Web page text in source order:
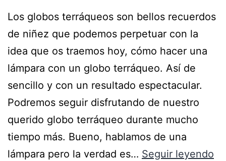
Los globos terráqueos son bellos recuerdos
de niñez que podemos perpetuar con la
idea que os traemos hoy, cómo hacer una
lámpara con un globo terráqueo. Así de
sencillo y con un resultado espectacular.
Podremos seguir disfrutando de nuestro
querido globo terráqueo durante mucho
tiempo más. Bueno, hablamos de una
lámpara pero la verdad es… Seguir leyendo